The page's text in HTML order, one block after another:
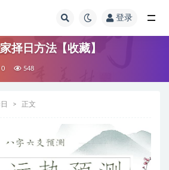
登录
择日方法【收藏】
548
正文